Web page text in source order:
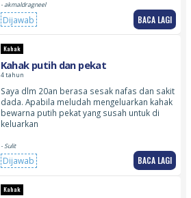
- akmaldragneel
Dijawab BACA LAGI
Kahak
Kahak putih dan pekat
4 tahun
Saya dlm 20an berasa sesak nafas dan sakit
dada. Apabila meludah mengeluarkan kahak
bewarna putih pekat yang susah untuk di
keluarkan
- Sulit
Dijawab BACA LAGI
Kahak